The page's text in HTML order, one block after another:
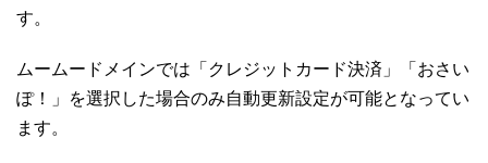
す。
ムームードメインでは「クレジットカード決済」「おさい
ぽ！」を選択した場合のみ自動更新設定が可能となってい
ます。